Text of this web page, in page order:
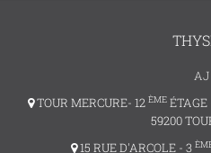
AJ
TOUR MERCURE- 12 ÈMEÉTAGE
59200
15 RUE D'ARCOLE - 3